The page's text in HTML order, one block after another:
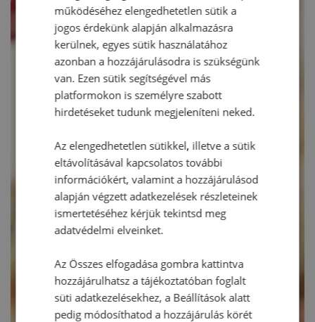
működéséhez elengedhetetlen sütik a
jogos érdekünk alapján alkalmazásra
kerülnek, egyes sütik használatához
azonban a hozzájárulásodra is szükségünk
van. Ezen sütik segítségével más
platformokon is személyre szabott
hirdetéseket tudunk megjeleníteni neked.
Az elengedhetetlen sütikkel, illetve a sütik
eltávolításával kapcsolatos további
információkért, valamint a hozzájárulásod
alapján végzett adatkezelések részleteinek
ismertetéséhez kérjük tekintsd meg
adatvédelmi elveinket.
Az Összes elfogadása gombra kattintva
hozzájárulhatsz a tájékoztatóban foglalt
süti adatkezelésekhez, a Beállítások alatt
pedig módosíthatod a hozzájárulás körét